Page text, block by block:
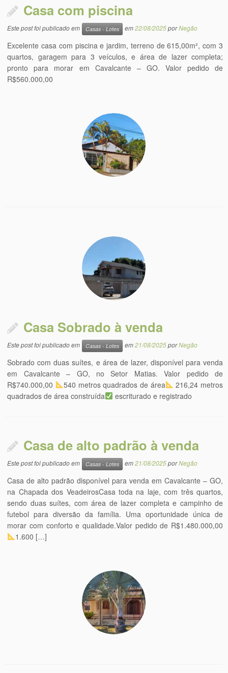
Casa com piscina
Este post foi publicado em Casas - Lotes em22/08/2025porNegão
Excelente casa com piscina e jardim, terreno de 615,00m², com 3
quartos, garagem para 3 veículos, e área de lazer completa;
pronto para morar em Cavalcante – GO. Valor pedido de
R$560.000,00
Casa Sobrado à venda
Este post foi publicado em Casas - Lotes em21/08/2025porNegão
Sobrado com duas suítes, e área de lazer, disponível para venda
em Cavalcante – GO, no Setor Matias. Valor pedido de
R$740.000,00
540 metros quadrados de área
216,24 metros
quadrados de área construída
escriturado e registrado
Casa de alto padrão à venda
Este post foi publicado em Casas - Lotes em21/08/2025porNegão
Casa de alto padrão disponível para venda em Cavalcante – GO,
na Chapada dos VeadeirosCasa toda na laje, com três quartos,
sendo duas suítes, com área de lazer completa e campinho de
futebol para diversão da família. Uma oportunidade única de
morar com conforto e qualidade.Valor pedido de R$1.480.000,00
1.600 […]